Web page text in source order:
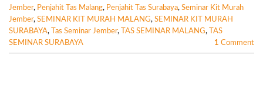
Jember, Penjahit Tas Malang, Penjahit Tas Surabaya, Seminar Kit Murah
Jember, SEMINAR KIT MURAH MALANG, SEMINAR KIT MURAH
SURABAYA, Tas Seminar Jember, TAS SEMINAR MALANG,
TAS
SEMINAR SURABAYA
1 Comment